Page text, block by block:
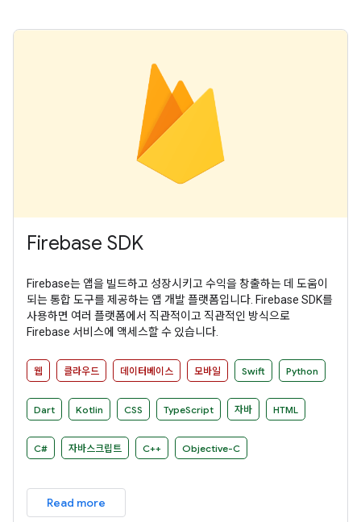
Firebase SDK
Firebase는 앱을 빌드하고 성장시키고 수익을 창출하는 데 도움이
되는 통합 도구를 제공하는 앱 개발 플랫폼입니다. Firebase SDK를
사용하면 여러 플랫폼에서 직관적이고 직관적인 방식으로
Firebase 서비스에 액세스할 수 있습니다.
웹 클라우드 데이터베이스 모바일 Swift Python
Dart Kotlin CSS TypeScript 자바 HTML
C# 자바스크립트 C++ Objective-C
Read more